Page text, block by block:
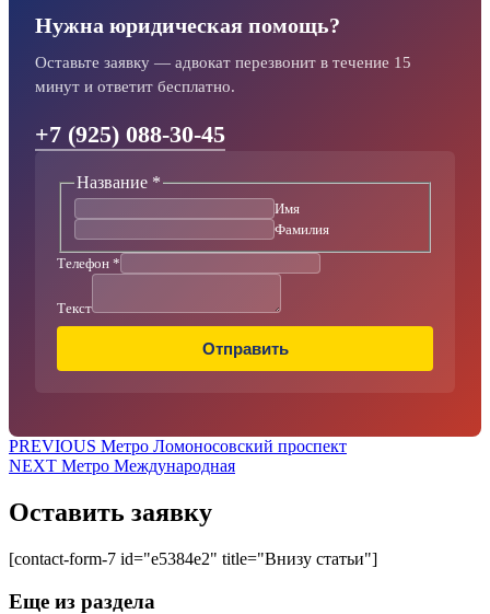
Нужна юридическая помощь?
Оставьте заявку — адвокат перезвонит в течение 15
минут и ответит бесплатно.
+7 (925) 088-30-45
Название *
Имя
Фамилия
Телефон *
Текст
Название
Текст
Отправить
Навигация
по
записям
PREVIOUS Предыдущая
запись:
Метро Ломоносовский проспект
NEXT Следующая
Метро Международная
Оставить заявку
[contact-form-7 id="e5384e2" title="Внизу статьи"]
Еще из раздела